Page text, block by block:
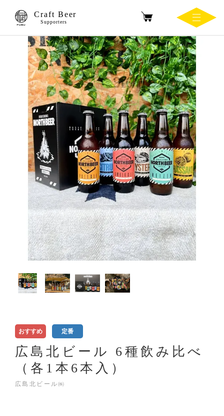
Craft Beer
Supporters
おすすめ 定番
広島北ビール 6種飲み比べ
（各1本6本入）
広島北ビール㈱